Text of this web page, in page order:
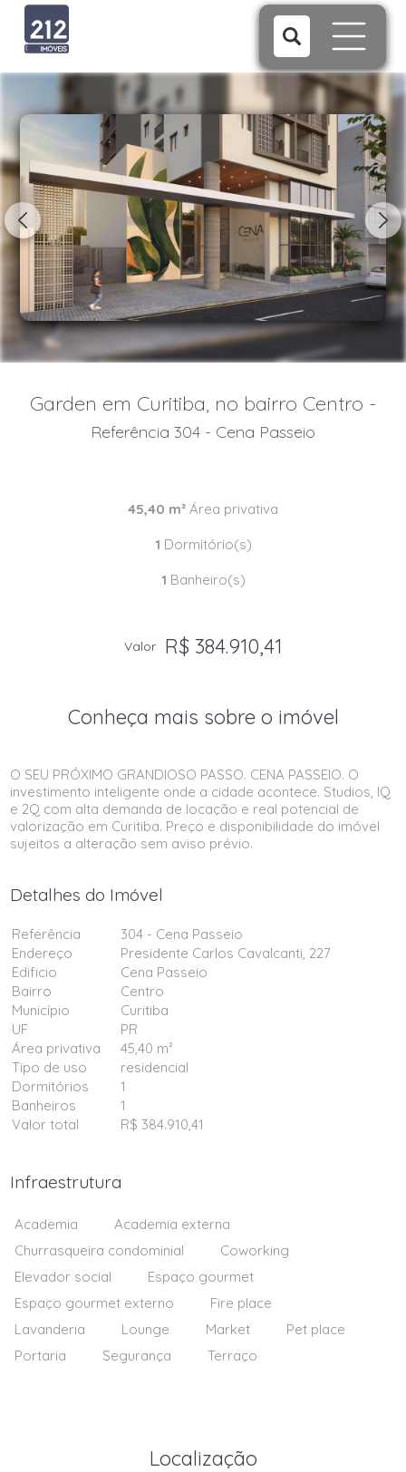
1/5
Garden em Curitiba, no bairro Centro -
Referência 304 - Cena Passeio
45,40 m² Área privativa
1 Dormitório(s)
1 Banheiro(s)
Valor R$ 384.910,41
Conheça mais sobre o imóvel
O SEU PRÓXIMO GRANDIOSO PASSO. CENA PASSEIO. O
investimento inteligente onde a cidade acontece. Studios, IQ
e 2Q com alta demanda de locação e real potencial de
valorização em Curitiba. Preço e disponibilidade do imóvel
sujeitos a alteração sem aviso prévio.
Detalhes do Imóvel
Referência
304 - Cena Passeio
Endereço
Presidente Carlos Cavalcanti, 227
Edificio
Cena Passeio
Bairro
Centro
Município
Curitiba
UF
PR
Área privativa
45,40 m²
Tipo de uso
residencial
Dormitórios
1
Banheiros
1
Valor total
R$ 384.910,41
Infraestrutura
Academia
Academia externa
Churrasqueira condominial
Coworking
Elevador social
Espaço gourmet
Espaço gourmet externo
Fire place
Lavanderia
Lounge Market
Pet place
Portaria
Segurança Terraço
Localização